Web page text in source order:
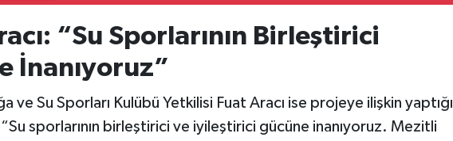
“Su Sporlarının Birleştirici
İnanıyoruz”
ve Su Sporları Kulübü Yetkilisi Fuat Aracı ise projeye ilişkin yaptığı
“Su sporlarının birleştirici ve iyileştirici gücüne inanıyoruz. Mezitli